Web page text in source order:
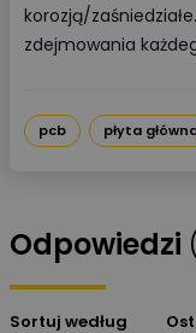
korozją/
zdejmowania
pcb płyta
Odpowiedzi
Sortuj według